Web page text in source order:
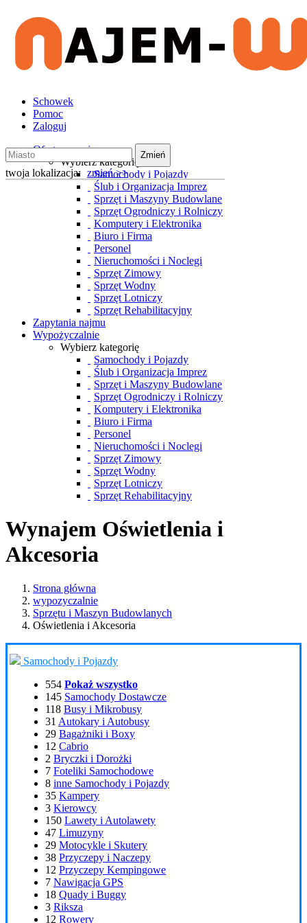
Schowek
Pomoc
Zaloguj
Zmień
twoja lokalizacja: zmień >>
Oferty wynajmu
Wybierz kategorię
Samochody i Pojazdy
Ślub i Organizacja Imprez
Sprzęt i Maszyny Budowlane
Sprzęt Ogrodniczy i Rolniczy
Komputery i Elektronika
Biuro i Firma
Personel
Nieruchomości i Noclegi
Sprzęt Zimowy
Sprzęt Wodny
Sprzęt Lotniczy
Sprzęt Rehabilitacyjny
Zapytania najmu
Wypożyczalnie
Wybierz kategorię
Samochody i Pojazdy
Ślub i Organizacja Imprez
Sprzęt i Maszyny Budowlane
Sprzęt Ogrodniczy i Rolniczy
Komputery i Elektronika
Biuro i Firma
Personel
Nieruchomości i Noclegi
Sprzęt Zimowy
Sprzęt Wodny
Sprzęt Lotniczy
Sprzęt Rehabilitacyjny
Wynajem Oświetlenia i
Akcesoria
Strona główna
wypozyczalnie
Sprzętu i Maszyn Budowlanych
Oświetlenia i Akcesoria
Samochody i Pojazdy
554 Pokaż wszystko
145 Samochody Dostawcze
118 Busy i Mikrobusy
31 Autokary i Autobusy
29 Bagażniki i Boxy
12 Cabrio
2 Bryczki i Dorożki
7 Foteliki Samochodowe
8 inne Samochody i Pojazdy
35 Kampery
3 Kierowcy
150 Lawety i Autolawety
47 Limuzyny
29 Motocykle i Skutery
38 Przyczepy i Naczepy
12 Przyczepy Kempingowe
7 Nawigacja GPS
18 Quady i Buggy
3 Riksza
12 Rowery